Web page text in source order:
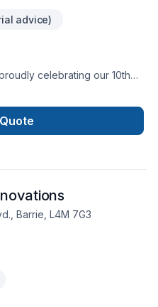
advice)
celebrating our 10th
affiliate with the James
We are constantly
techniques, and
Barrie, L4M 7G3